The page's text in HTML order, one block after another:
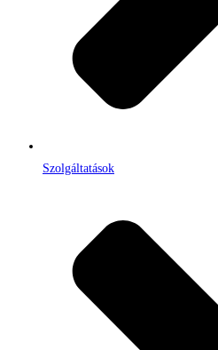
Szolgáltatások